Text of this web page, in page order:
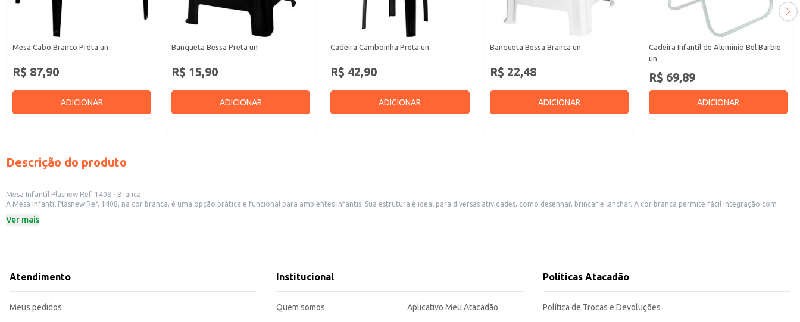
Mesa Cabo Branco Preta un
R$ 87,90
ADICIONAR
Banqueta Bessa Preta un
R$ 15,90
ADICIONAR
Cadeira Camboinha Preta un
R$ 42,90
ADICIONAR
Banqueta Bessa Branca un
R$ 22,48
ADICIONAR
Cadeira Infantil de Alumínio Bel Barbie
un
R$ 69,89
ADICIONAR
Descrição do produto
Mesa Infantil Plasnew Ref. 1408 - Branca
A Mesa Infantil Plasnew Ref. 1408, na cor branca, é uma opção prática e funcional para ambientes infantis. Sua estrutura é ideal para diversas atividades, como desenhar, brincar e lanchar. A cor branca permite fácil integração com
Marca:Plasnew
Pode ser utilizada em escolas, creches ou outros estabelecimentos que atendem crianças.
Combine com as Cadeiras Infantis Plasnew para criar um conjunto completo e harmonioso.
Ver mais
Atendimento
Meus pedidos
Institucional
Quem somos Aplicativo Meu Atacadão
Políticas Atacadão
Política de Trocas e Devoluções